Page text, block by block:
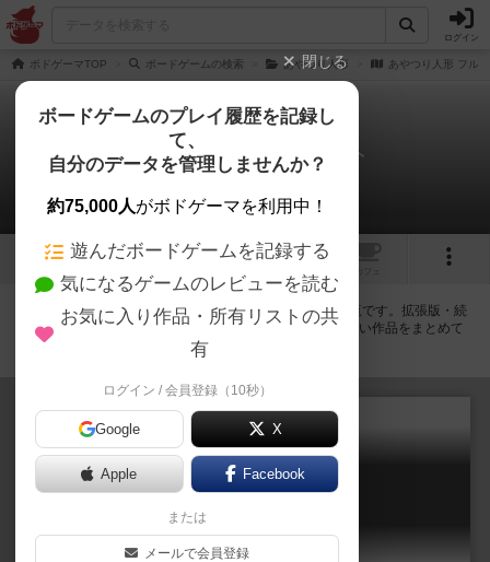
ログイン
ボドゲーマTOP ボードゲームの検索 あやつり人形 あやつり人形 フル
あやつり人形 フルセット
拡張/関連作品 5件
あやつり人形 フルセットに紐付いているボードゲーム一覧です。拡張版・続
編・リメイク版などの同じシリーズを中心に、関連性の強い作品をまとめて
います。
あやつり人形 クラシック
Citadels Classic
閉じる
ボードゲームのプレイ履歴を記録し
て、
自分のデータを管理しませんか？
約75,000人がボドゲーマを利用中！
遊んだボードゲームを記録する
気になるゲームのレビューを読む
お気に入り作品・所有リストの共
有
ログイン / 会員登録（10秒）
Google X
Apple Facebook
または
メールで会員登録